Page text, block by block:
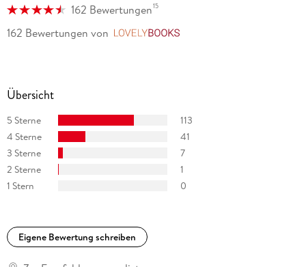
162 Bewertungen15
162 Bewertungen von
Übersicht
5 Sterne
113
4 Sterne
41
3 Sterne
7
2 Sterne
1
1 Stern
0
Eigene Bewertung schreiben